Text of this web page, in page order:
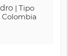
| Tipo
Colombia